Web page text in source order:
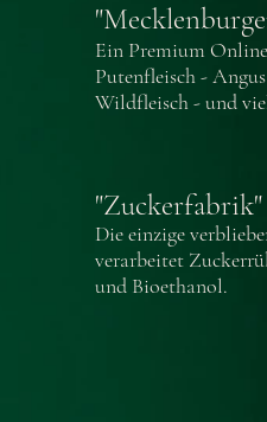
Ein Premium
Putenfleisch -
Wildfleisch - und
Die einzige
verarbeitet
und Bioethanol.